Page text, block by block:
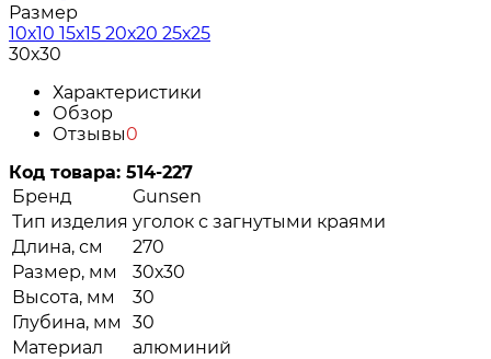
Размер
10х10 15х15 20х20 25х25
30х30
Характеристики
Обзор
Отзывы0
Код товара: 514-227
Бренд
Gunsen
Тип изделия уголок с загнутыми краями
Длина, см
270
Размер, мм
30х30
Высота, мм
30
Глубина, мм
30
Материал
алюминий